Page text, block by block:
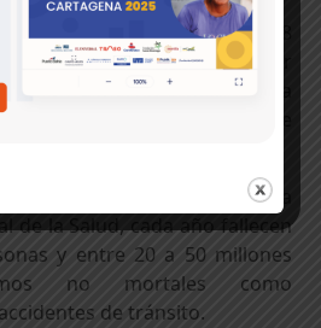
se realizaron 62.658
más del 39% fueron por
que pusieron en riesgo la vida
como el consumo de
solo de Cartagena, según la
de la Salud, cada año fallecen
y entre 20 a 50 millones
no mortales como
de tránsito.